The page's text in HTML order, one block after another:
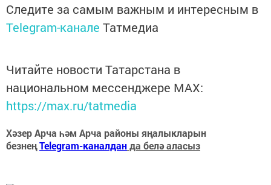
Следите за самым важным и интересным в
Telegram-канале Татмедиа
Читайте новости Татарстана в
национальном мессенджере MАХ:
https://max.ru/tatmedia
Хәзер Арча һәм Арча районы яңалыкларын
безнеңTelegram-каналданда белә аласыз